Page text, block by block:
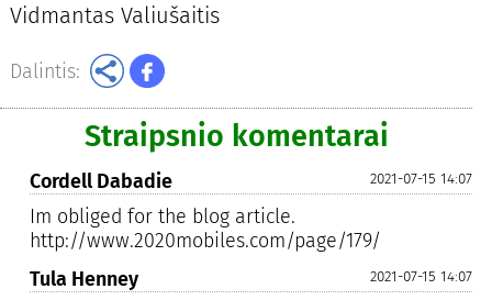
Vidmantas Valiušaitis
Dalintis:
Straipsnio komentarai
2021-07-15 14:07
Cordell Dabadie
Im obliged for the blog article.
http://www.2020mobiles.com/page/179/
2021-07-15 14:07
Tula Henney